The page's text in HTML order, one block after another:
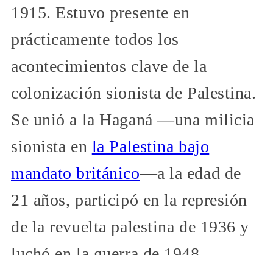
1915. Estuvo presente en
prácticamente todos los
acontecimientos clave de la
colonización sionista de Palestina.
Se unió a la Haganá —una milicia
sionista en la Palestina bajo
mandato británico—a la edad de
21 años, participó en la represión
de la revuelta palestina de 1936 y